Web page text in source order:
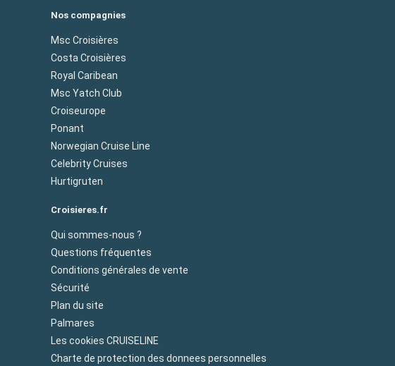
Nos compagnies
Msc Croisières
Costa Croisières
Royal Caribean
Msc Yatch Club
Croiseurope
Ponant
Norwegian Cruise Line
Celebrity Cruises
Hurtigruten
Croisieres.fr
Qui sommes-nous ?
Questions fréquentes
Conditions générales de vente
Sécurité
Plan du site
Palmares
Les cookies CRUISELINE
Charte de protection des donnees personnelles